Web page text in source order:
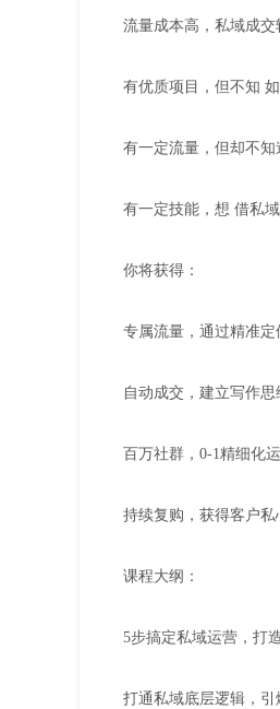
流量成本高，私域成
有优质项目，但不知
有一定流量，但却不
有一定技能，想 借私
你将获得：
专属流量，通过精准
自动成交，建立写作
百万社群，0-1精细化
持续复购，获得客户
课程大纲：
5步搞定私域运营，打
打通私域底层逻辑，引